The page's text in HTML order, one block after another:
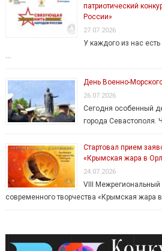
патриотический
России»
27.07.2026
У каждого из нас
День Военно-
26.07.2026
Сегодня особенный
города Севастополя.
Стартовал прием
«Крымская жара в
24.07.2026
VIII Межрегиональный
современного творчества «Крымская жара